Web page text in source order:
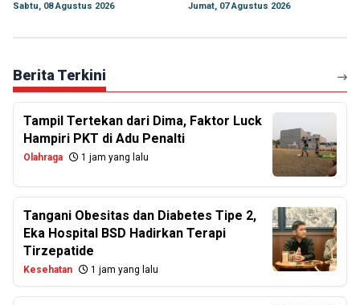
Sabtu, 08 Agustus 2026 Jumat, 07 Agustus 2026
Berita Terkini
Tampil Tertekan dari Dima, Faktor Luck
Hampiri PKT di Adu Penalti
Olahraga 1 jam yang lalu
Tangani Obesitas dan Diabetes Tipe 2,
Eka Hospital BSD Hadirkan Terapi
Tirzepatide
Kesehatan 1 jam yang lalu